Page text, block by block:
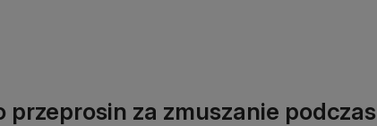
przeprosin za zmuszanie podczas